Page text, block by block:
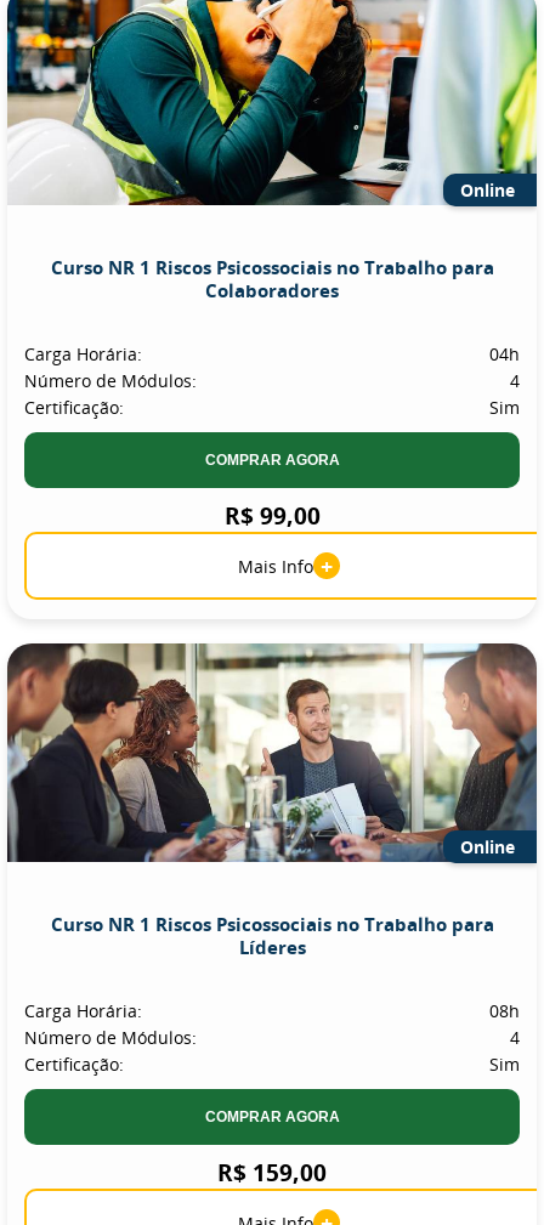
Online
Curso NR 1 Riscos Psicossociais no Trabalho para
Colaboradores
Carga Horária:
04h
Número de Módulos:
4
Certificação:
Sim
COMPRAR AGORA
R$ 99,00
Mais Info +
Online
Curso NR 1 Riscos Psicossociais no Trabalho para
Líderes
Carga Horária:
08h
Número de Módulos:
4
Certificação:
Sim
COMPRAR AGORA
R$ 159,00